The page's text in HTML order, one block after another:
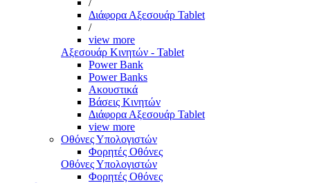
/
Διάφορα Αξεσουάρ Tablet
/
view more
Αξεσουάρ Κινητών - Tablet
Power Bank
Power Banks
Ακουστικά
Βάσεις Κινητών
Διάφορα Αξεσουάρ Tablet
view more
Οθόνες Υπολογιστών
Φορητές Οθόνες
Οθόνες Υπολογιστών
Φορητές Οθόνες